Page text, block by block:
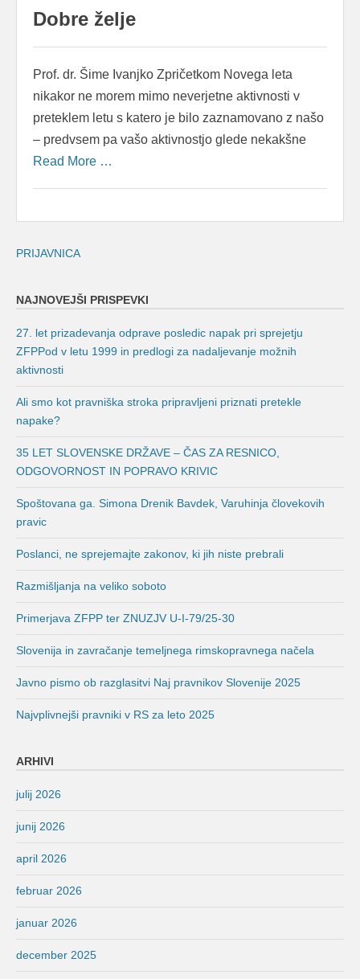
Dobre želje
Prof. dr. Šime Ivanjko Zpričetkom Novega leta
nikakor ne morem mimo neverjetne aktivnosti v
preteklem letu s katero je bilo zaznamovano z našo
– predvsem pa vašo aktivnostjo glede nekakšne
Read More …
PRIJAVNICA
NAJNOVEJŠI PRISPEVKI
27. let prizadevanja odprave posledic napak pri sprejetju
ZFPPod v letu 1999 in predlogi za nadaljevanje možnih
aktivnosti
Ali smo kot pravniška stroka pripravljeni priznati pretekle
napake?
35 LET SLOVENSKE DRŽAVE – ČAS ZA RESNICO,
ODGOVORNOST IN POPRAVO KRIVIC
Spoštovana ga. Simona Drenik Bavdek, Varuhinja človekovih
pravic
Poslanci, ne sprejemajte zakonov, ki jih niste prebrali
Razmišljanja na veliko soboto
Primerjava ZFPP ter ZNUZJV U-I-79/25-30
Slovenija in zavračanje temeljnega rimskopravnega načela
Javno pismo ob razglasitvi Naj pravnikov Slovenije 2025
Najvplivnejši pravniki v RS za leto 2025
ARHIVI
julij 2026
junij 2026
april 2026
februar 2026
januar 2026
december 2025